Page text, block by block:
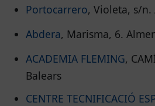
Portocarrero, Violeta, s/n.
Abdera, Marisma, 6.
ACADEMIA FLEMING,
Balears
CENTRE TECNIFICACIÓ